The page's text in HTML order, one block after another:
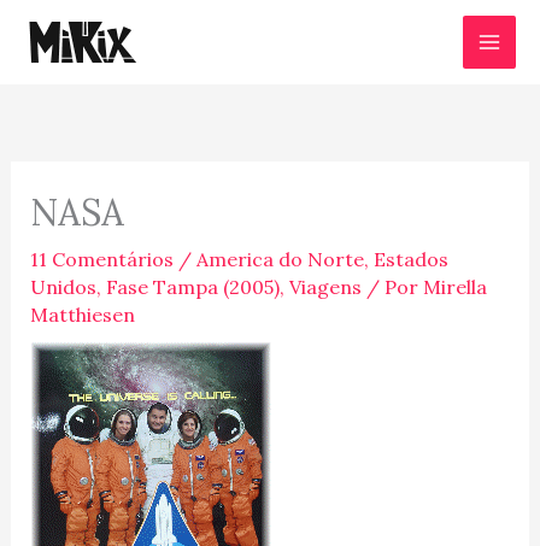
para
NASA
11 Comentários / America do Norte, Estados
Unidos, Fase Tampa (2005), Viagens / Por Mirella
Matthiesen